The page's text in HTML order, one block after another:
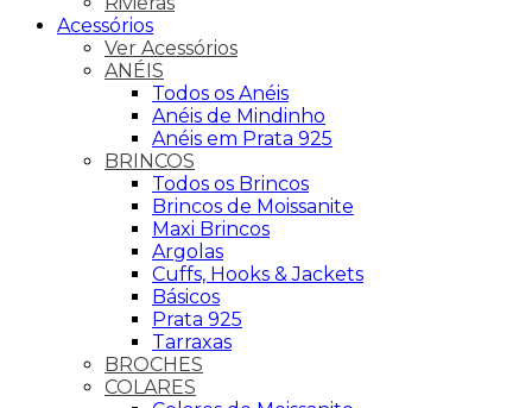
Acessórios
Ver Acessórios
ANÉIS
Todos os Anéis
Anéis de Mindinho
Anéis em Prata 925
BRINCOS
Todos os Brincos
Brincos de Moissanite
Maxi Brincos
Argolas
Cuffs, Hooks & Jackets
Básicos
Prata 925
Tarraxas
BROCHES
COLARES